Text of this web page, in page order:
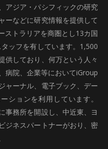
アジア・パシフィックの研究
ーなどに研究情報を提供して
ストラリアを商圏とし13カ国
ッフを有しています。1,500
供しており、何万という人々
病院、企業等においてiGroup
ャーナル、電子ブック、デー
ションを利用しています。
事務所を開設し、中近東、ヨ
ジネスパートナーがおり、密